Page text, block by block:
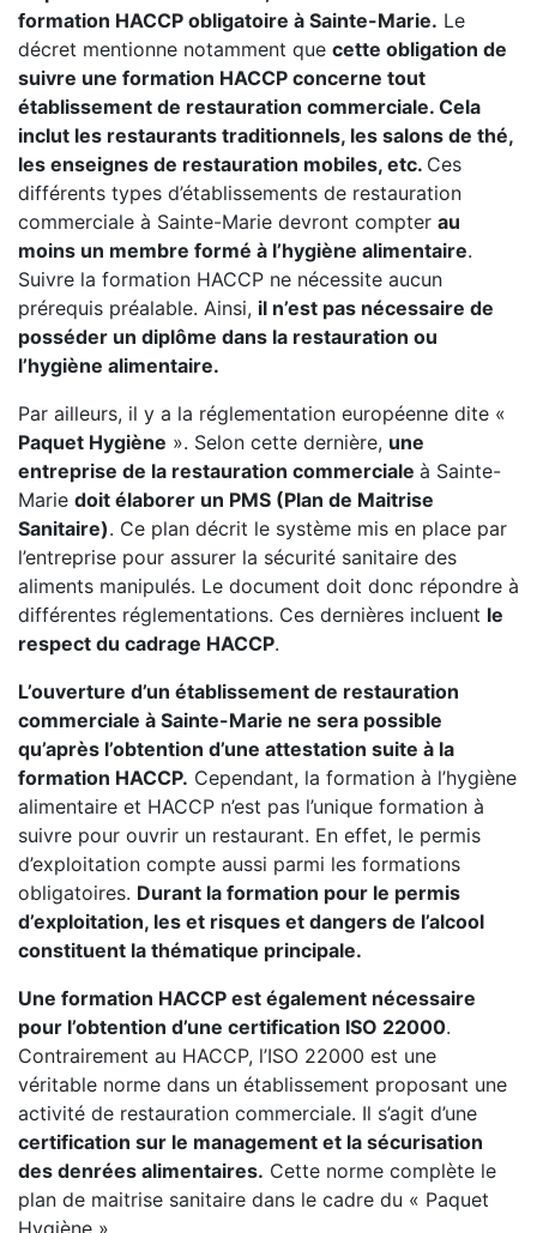
formation HACCP obligatoire à Sainte-Marie. Le
décret mentionne notamment que cette obligation de
suivre une formation HACCP concerne tout
établissement de restauration commerciale. Cela
inclut les restaurants traditionnels, les salons de thé,
les enseignes de restauration mobiles, etc. Ces
différents types d’établissements de restauration
commerciale à Sainte-Marie devront compter au
moins un membre formé à l’hygiène alimentaire.
Suivre la formation HACCP ne nécessite aucun
prérequis préalable. Ainsi, il n’est pas nécessaire de
posséder un diplôme dans la restauration ou
l’hygiène alimentaire.
Par ailleurs, il y a la réglementation européenne dite «
Paquet Hygiène ». Selon cette dernière, une
entreprise de la restauration commerciale à Sainte-
Marie doit élaborer un PMS (Plan de Maitrise
Sanitaire). Ce plan décrit le système mis en place par
l’entreprise pour assurer la sécurité sanitaire des
aliments manipulés. Le document doit donc répondre à
différentes réglementations. Ces dernières incluent le
respect du cadrage HACCP.
L’ouverture d’un établissement de restauration
commerciale à Sainte-Marie ne sera possible
qu’après l’obtention d’une attestation suite à la
formation HACCP. Cependant, la formation à l’hygiène
alimentaire et HACCP n’est pas l’unique formation à
suivre pour ouvrir un restaurant. En effet, le permis
d’exploitation compte aussi parmi les formations
obligatoires. Durant la formation pour le permis
d’exploitation, les et risques et dangers de l’alcool
constituent la thématique principale.
Une formation HACCP est également nécessaire
pour l’obtention d’une certification ISO 22000.
Contrairement au HACCP, l’ISO 22000 est une
véritable norme dans un établissement proposant une
activité de restauration commerciale. Il s’agit d’une
certification sur le management et la sécurisation
des denrées alimentaires. Cette norme complète le
plan de maitrise sanitaire dans le cadre du « Paquet
Hygiène ».